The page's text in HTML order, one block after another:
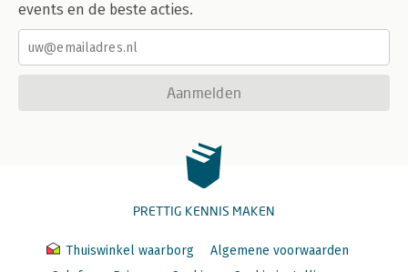
events en de beste acties.
Aanmelden
PRETTIG KENNIS MAKEN
Thuiswinkel waarborg
Algemene voorwaarden